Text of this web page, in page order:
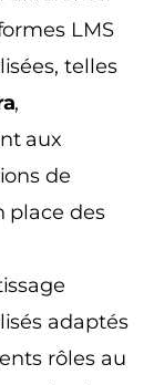
LMS
telles
,
aux
de
place des
adaptés
rôles au